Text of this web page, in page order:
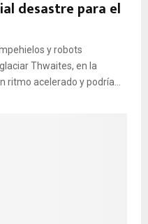
desastre para el
y robots
Thwaites, en la
acelerado y podría...